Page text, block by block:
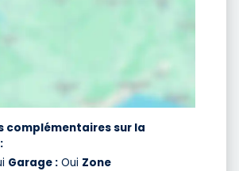
complémentaires sur la
Garage : Oui Zone